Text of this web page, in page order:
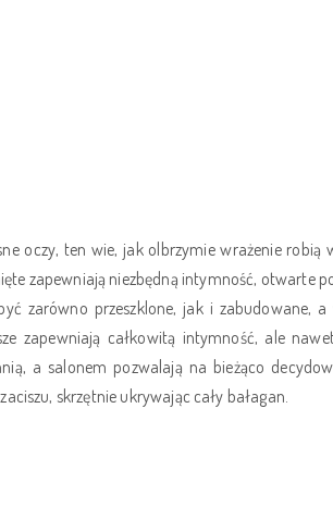
oczy, ten wie, jak olbrzymie wrażenie
zapewniają niezbędną intymność, otwarte
zarówno przeszklone, jak i zabudowane,
zapewniają całkowitą intymność, ale
a salonem pozwalają na bieżąco
skrzętnie ukrywając cały bałagan.